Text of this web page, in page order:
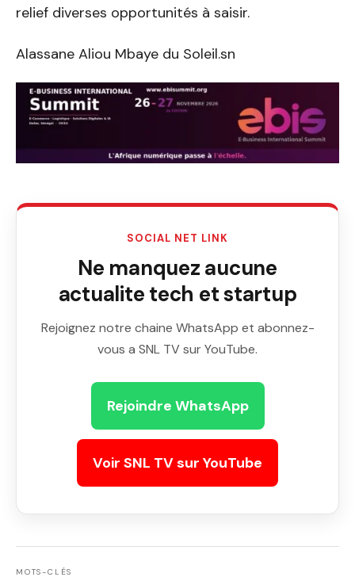
relief diverses opportunités à saisir.
Alassane Aliou Mbaye du Soleil.sn
SOCIAL NET LINK
Ne manquez aucune
actualite tech et startup
Rejoignez notre chaine WhatsApp et abonnez-
vous a SNL TV sur YouTube.
Rejoindre WhatsApp
Voir SNL TV sur YouTube
MOTS-CLÉS